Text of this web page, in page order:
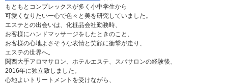
もともとコンプレックスが多く小中学生から
可愛くなりたい一心で色々と美を研究していました。
エステとの出会いは、化粧品会社勤務時、
お客様にハンドマッサージをしたときのこと、
お客様の心地よさそうな表情と笑顔に衝撃が走り、
エステの世界へ。
関西大手アロマサロン、ホテルエステ、スパサロンの経験後、
2016年に独立致しました。
心地よいトリートメントを受けながら、